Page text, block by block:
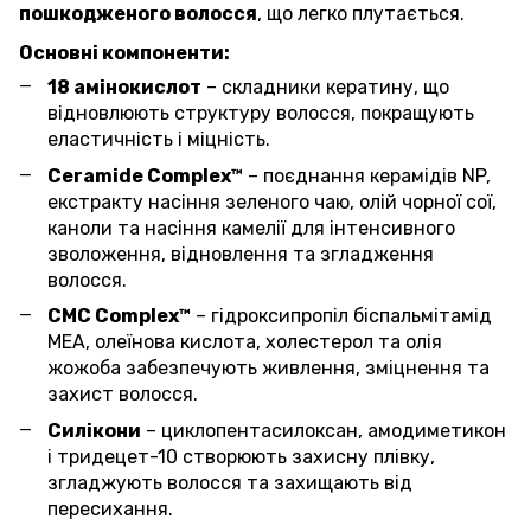
пошкодженого волосся, що легко плутається.
Основні компоненти:
18 амінокислот – складники кератину, що
відновлюють структуру волосся, покращують
еластичність і міцність.
Ceramide Complex™ – поєднання керамідів NP,
екстракту насіння зеленого чаю, олій чорної сої,
каноли та насіння камелії для інтенсивного
зволоження, відновлення та згладження
волосся.
CMC Complex™ – гідроксипропіл біспальмітамід
MEA, олеїнова кислота, холестерол та олія
жожоба забезпечують живлення, зміцнення та
захист волосся.
Силікони – циклопентасилоксан, амодиметикон
і тридецет-10 створюють захисну плівку,
згладжують волосся та захищають від
пересихання.